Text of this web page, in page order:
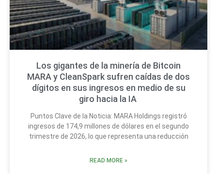
Los gigantes de la minería de Bitcoin
MARA y CleanSpark sufren caídas de dos
dígitos en sus ingresos en medio de su
giro hacia la IA
Puntos Clave de la Noticia: MARA Holdings registró
ingresos de 174,9 millones de dólares en el segundo
trimestre de 2026, lo que representa una reducción
READ MORE »